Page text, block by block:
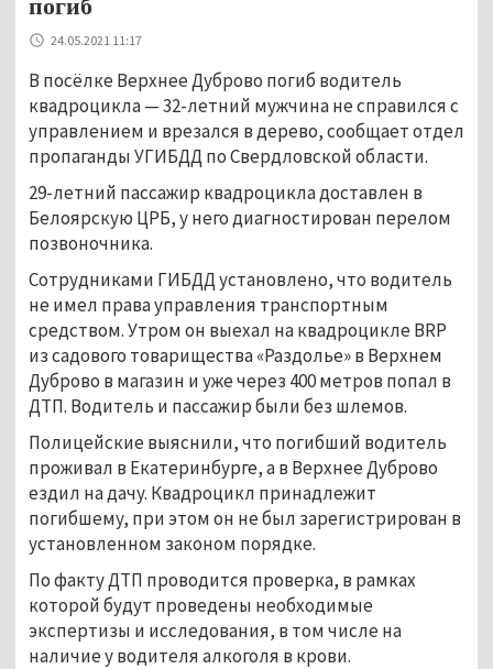
погиб
24.05.2021 11:17
В посёлке Верхнее Дуброво погиб водитель
квадроцикла — 32-летний мужчина не справился с
управлением и врезался в дерево, сообщает отдел
пропаганды УГИБДД по Свердловской области.
29-летний пассажир квадроцикла доставлен в
Белоярскую ЦРБ, у него диагностирован перелом
позвоночника.
Сотрудниками ГИБДД установлено, что водитель
не имел права управления транспортным
средством. Утром он выехал на квадроцикле BRP
из садового товарищества «Раздолье» в Верхнем
Дуброво в магазин и уже через 400 метров попал в
ДТП. Водитель и пассажир были без шлемов.
Полицейские выяснили, что погибший водитель
проживал в Екатеринбурге, а в Верхнее Дуброво
ездил на дачу. Квадроцикл принадлежит
погибшему, при этом он не был зарегистрирован в
установленном законом порядке.
По факту ДТП проводится проверка, в рамках
которой будут проведены необходимые
экспертизы и исследования, в том числе на
наличие у водителя алкоголя в крови.